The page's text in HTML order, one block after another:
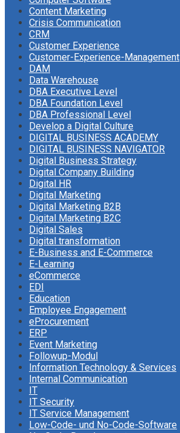
Content Marketing
Crisis Communication
CRM
Customer Experience
Customer-Experience-Management
DAM
Data Warehouse
DBA Executive Level
DBA Foundation Level
DBA Professional Level
Develop a Digital Culture
DIGITAL BUSINESS ACADEMY
DIGITAL BUSINESS NAVIGATOR
Digital Business Strategy
Digital Company Building
Digital HR
Digital Marketing
Digital Marketing B2B
Digital Marketing B2C
Digital Sales
Digital transformation
E-Business and E-Commerce
E-Learning
eCommerce
EDI
Education
Employee Engagement
eProcurement
ERP
Event Marketing
Followup-Modul
Information Technology & Services
Internal Communication
IT
IT Security
IT Service Management
Low-Code- und No-Code-Software